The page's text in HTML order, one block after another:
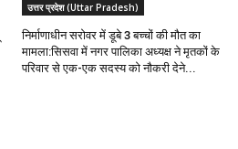
उत्तर प्रदेश (Uttar Pradesh)
निर्माणाधीन सरोवर में डूबे 3 बच्चों की मौत का
मामला:सिसवा में नगर पालिका अध्यक्ष ने मृतकों के
परिवार से एक-एक सदस्य को नौकरी देने...